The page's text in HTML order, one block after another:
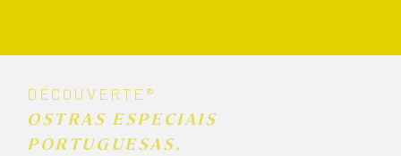
destaca neste cenário é oesc
casino. Este casino se tornou um
ponto de referência para muitos
DÉCOUVERTE®
OSTRAS ESPECIAIS
PORTUGUESAS,